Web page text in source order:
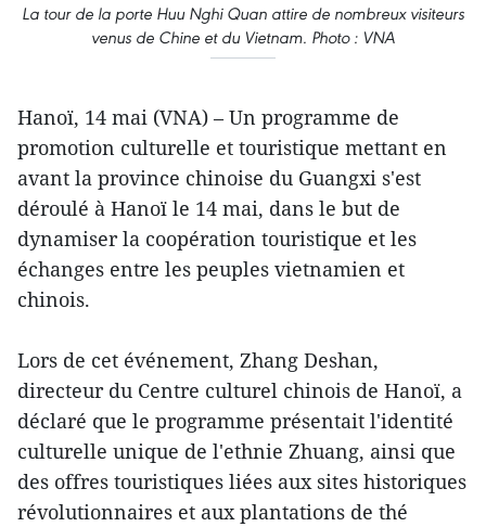
La tour de la porte Huu Nghi Quan attire de nombreux visiteurs
venus de Chine et du Vietnam. Photo : VNA
Hanoï, 14 mai (VNA) – Un programme de
promotion culturelle et touristique mettant en
avant la province chinoise du Guangxi s'est
déroulé à Hanoï le 14 mai, dans le but de
dynamiser la coopération touristique et les
échanges entre les peuples vietnamien et
chinois.
Lors de cet événement, Zhang Deshan,
directeur du Centre culturel chinois de Hanoï, a
déclaré que le programme présentait l'identité
culturelle unique de l'ethnie Zhuang, ainsi que
des offres touristiques liées aux sites historiques
révolutionnaires et aux plantations de thé